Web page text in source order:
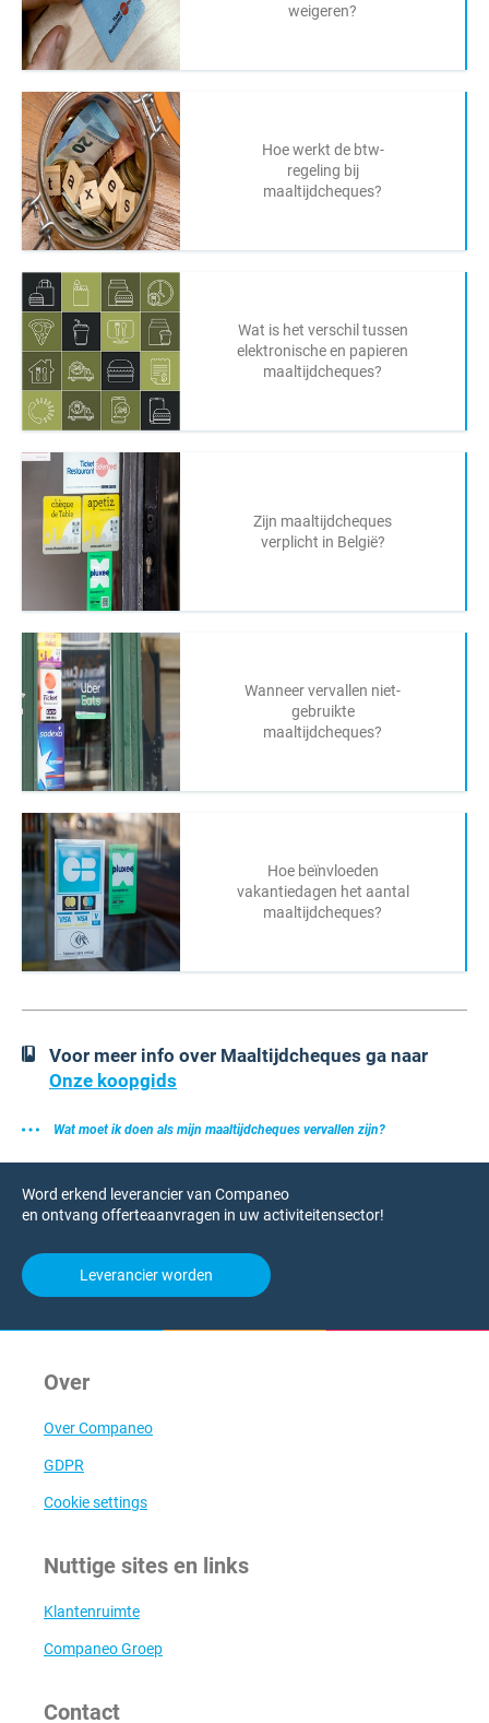
weigeren?
Hoe werkt de btw-
regeling bij
maaltijdcheques?
Wat is het verschil tussen
elektronische en papieren
maaltijdcheques?
Zijn maaltijdcheques
verplicht in België?
Wanneer vervallen niet-
gebruikte
maaltijdcheques?
Hoe beïnvloeden
vakantiedagen het aantal
maaltijdcheques?
Voor meer info over Maaltijdcheques ga naar
Onze koopgids
Wat moet ik doen als mijn maaltijdcheques vervallen zijn?
Word erkend leverancier van Companeo
en ontvang offerteaanvragen in uw activiteitensector!
Leverancier worden
Over
Over Companeo
GDPR
Cookie settings
Nuttige sites en links
Klantenruimte
Companeo Groep
Contact